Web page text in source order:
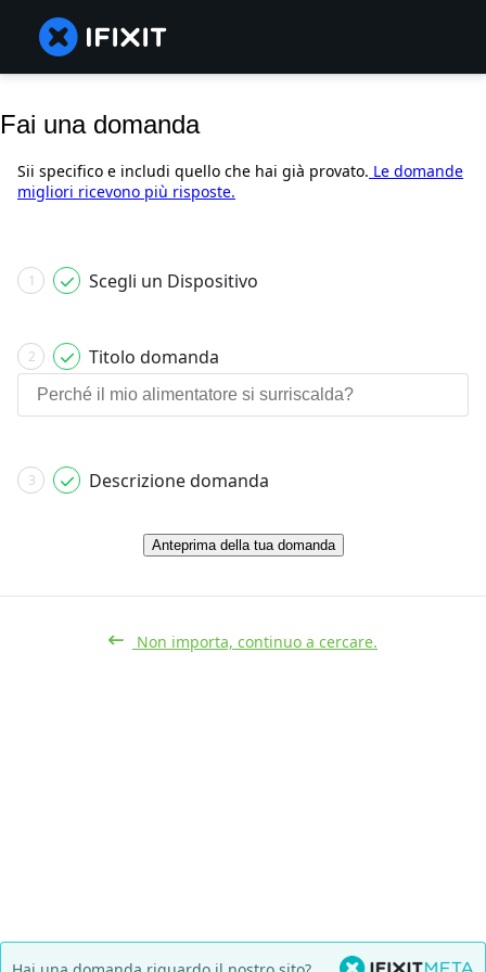
Fai una domanda
Sii specifico e includi quello che hai già provato. Le domande
migliori ricevono più risposte.
1 Scegli un Dispositivo
2 Titolo domanda
3 Descrizione domanda
Anteprima della tua domanda
Non importa, continuo a cercare.